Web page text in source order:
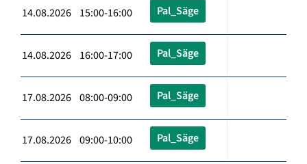
14.08.2026 15:00-16:00 Pal_Säge
14.08.2026 16:00-17:00 Pal_Säge
17.08.2026 08:00-09:00 Pal_Säge
17.08.2026 09:00-10:00 Pal_Säge